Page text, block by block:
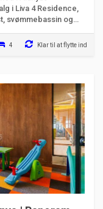
i Liva 4 Residence,
svømmebassin og
4 Klar til at flytte ind